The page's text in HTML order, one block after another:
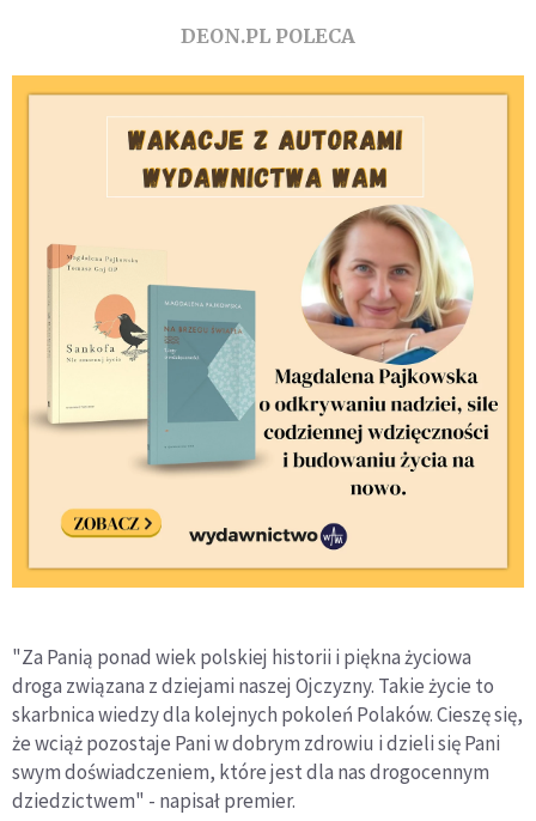
DEON.PL POLECA
"Za Panią ponad wiek polskiej historii i piękna życiowa
droga związana z dziejami naszej Ojczyzny. Takie życie to
skarbnica wiedzy dla kolejnych pokoleń Polaków. Cieszę się,
że wciąż pozostaje Pani w dobrym zdrowiu i dzieli się Pani
swym doświadczeniem, które jest dla nas drogocennym
dziedzictwem" - napisał premier.